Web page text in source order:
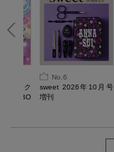
るスク
ぷにBO
No.6
sweet 2026年10月号
増刊